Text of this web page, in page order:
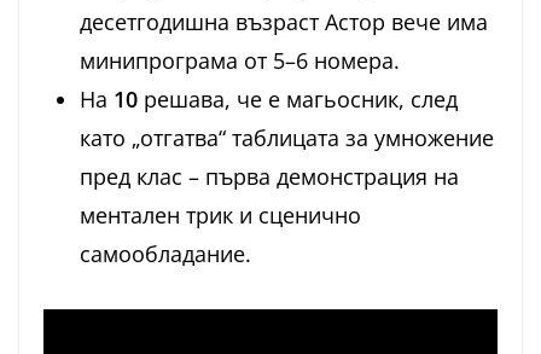
десетгодишна възраст Астор вече има
минипрограма от 5–6 номера.
На 10 решава, че е магьосник, след
като „отгатва“ таблицата за умножение
пред клас – първа демонстрация на
ментален трик и сценично
самообладание.